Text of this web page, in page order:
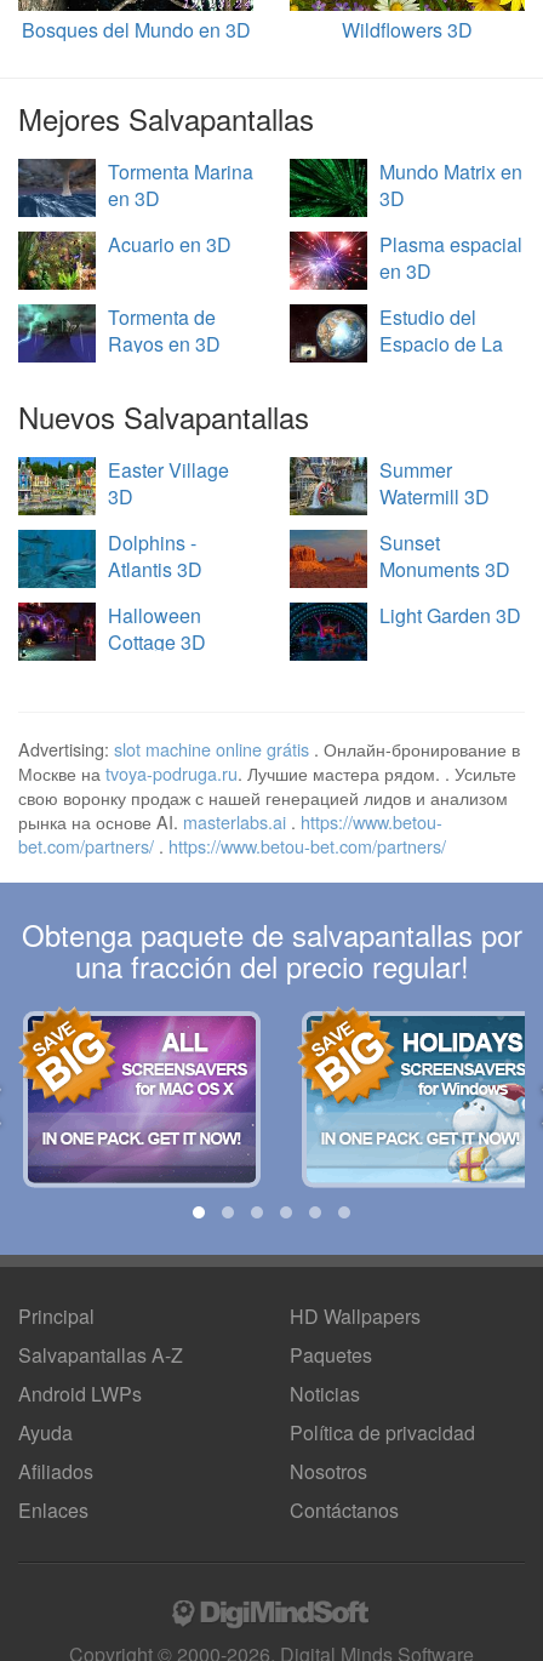
Bosques del Mundo en 3D Wildflowers 3D
Mejores Salvapantallas
Tormenta Marina
en 3D
Mundo Matrix en
3D
Acuario en 3D
Plasma espacial
en 3D
Tormenta de
Rayos en 3D
Estudio del
Espacio de La
Nuevos Salvapantallas
Easter Village
3D
Summer
Watermill 3D
Dolphins -
Atlantis 3D
Sunset
Monuments 3D
Halloween
Cottage 3D
Light Garden 3D
Advertising: slot machine online grátis . Онлайн-бронирование в
Москве на tvoya-podruga.ru. Лучшие мастера рядом. . Усильте
свою воронку продаж с нашей генерацией лидов и анализом
рынка на основе AI. masterlabs.ai . https://www.betou-
bet.com/partners/ . https://www.betou-bet.com/partners/
Obtenga paquete de salvapantallas por
una fracción del precio regular!
Principal
Salvapantallas A-Z
Android LWPs
HD Wallpapers
Paquetes
Noticias
Ayuda
Afiliados
Enlaces
Política de privacidad
Nosotros
Contáctanos
Copyright © 2000-2026, Digital Minds Software